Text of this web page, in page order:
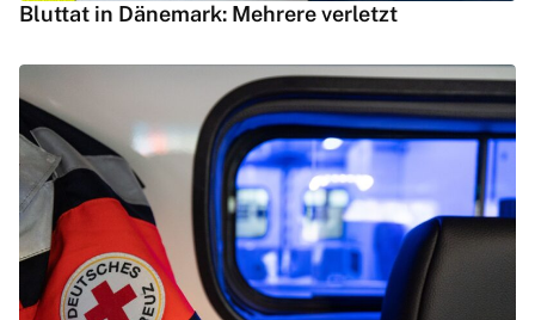
Bluttat in Dänemark: Mehrere verletzt